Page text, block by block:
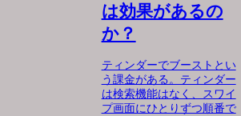
は効果があるの
か？
ティンダーでブーストとい
う課金がある。ティンダー
は検索機能はなく、スワイ
プ画面にひとりずつ順番で